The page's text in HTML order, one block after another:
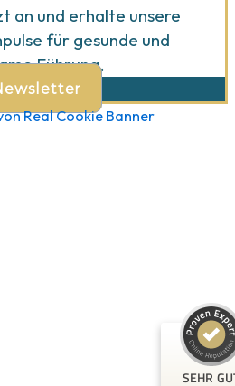
an und erhalte unsere
für gesunde und
Führung.
Real Cookie Banner
SEHR
Bewertungen auf ProvenExpert.com